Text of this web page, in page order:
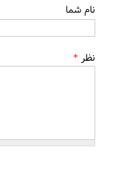
نام شما
نظر *